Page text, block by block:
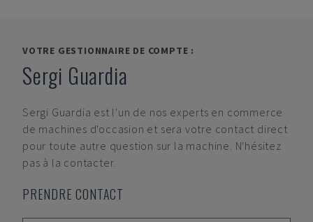
VOTRE GESTIONNAIRE DE COMPTE :
Sergi Guardia
Sergi Guardia est l'un de nos experts en commerce
de machines d'occasion et sera votre contact direct
pour toute autre question sur la machine. N'hésitez
pas à la contacter.
PRENDRE CONTACT